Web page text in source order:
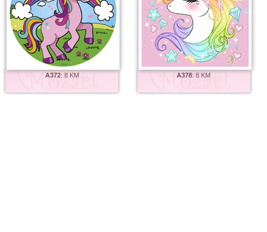
A372: 8 KM A378:8 KM